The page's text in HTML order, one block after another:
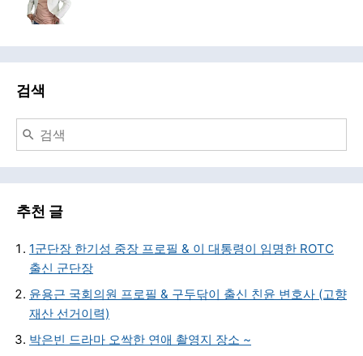
검색
추천 글
1군단장 한기성 중장 프로필 & 이 대통령이 임명한 ROTC
출신 군단장
윤용근 국회의원 프로필 & 구두닦이 출신 친윤 변호사 (고향
재산 선거이력)
박은빈 드라마 오싹한 연애 촬영지 장소 ~